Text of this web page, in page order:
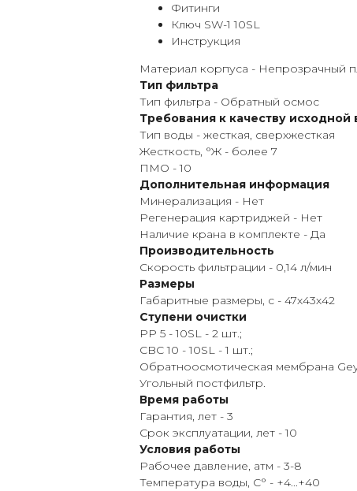
Фитинги
Ключ SW-1 10SL
Инструкция
Материал корпуса - Непрозрачный
Тип фильтра
Тип фильтра - Обратный осмос
Требования к качеству исходной
Тип воды - жесткая, сверхжесткая
Жесткость, °Ж - более 7
ПМО - 10
Дополнительная информация
Минерализация - Нет
Регенерация картриджей - Нет
Наличие крана в комплекте - Да
Производительность
Скорость фильтрации - 0,14 л/мин
Размеры
Габаритные размеры, с - 47х43х42
Ступени очистки
РР 5 - 10SL - 2 шт.;
CBC 10 - 10SL - 1 шт.;
Обратноосмотическая мембрана
Угольный постфильтр.
Время работы
Гарантия, лет - 3
Срок эксплуатации, лет - 10
Условия работы
Рабочее давление, атм - 3-8
Температура воды, C° - +4...+40